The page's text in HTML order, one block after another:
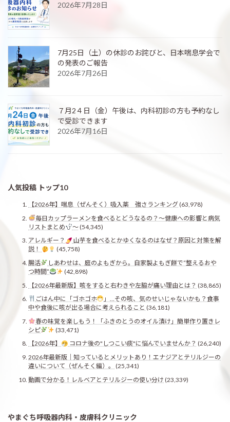
2026年7月28日
7月25日（土）の休診のお詫びと、日本喘息学会で
の発表のご報告
2026年7月26日
７月2４日（金）午後は、内科初診の方も予約なし
で受診できます
2026年7月16日
人気投稿 トップ10
【2026年】喘息（ぜんそく）吸入薬 強さランキング(63,978)
毎日カップラーメンを食べるとどうなるの？〜健康への影響と病気
リストまとめ
〜(54,345)
アレルギー？
山芋を食べるとかゆくなるのはなぜ？原因と対策を解
説！
(45,758)
腸活
しあわせは、庭のよもぎから。自家製よもぎ餅で“整えるおや
つ時間”
(42,898)
【2026年最新版】咳をすると右わきや左脇が痛い理由とは？ (38,865)
ごはん中に「ゴホゴホ
」…その咳、気のせいじゃないかも？食事
中や食後に咳が出る場合に考えられること (36,181)
春の味覚を楽しもう！「ふきのとうのオイル漬け」簡単作り置きレ
シピ
(33,471)
【2026年】
コロナ後の"しつこい痰"に悩んでいませんか？ (26,240)
2026年最新版｜知っているとメリットあり！エナジアとテリルジーの
違いについて（ぜんそく編）。
(25,341)
動画で分かる！レルベアとテリルジーの使い分け (23,339)
やまぐち呼吸器内科・皮膚科クリニック